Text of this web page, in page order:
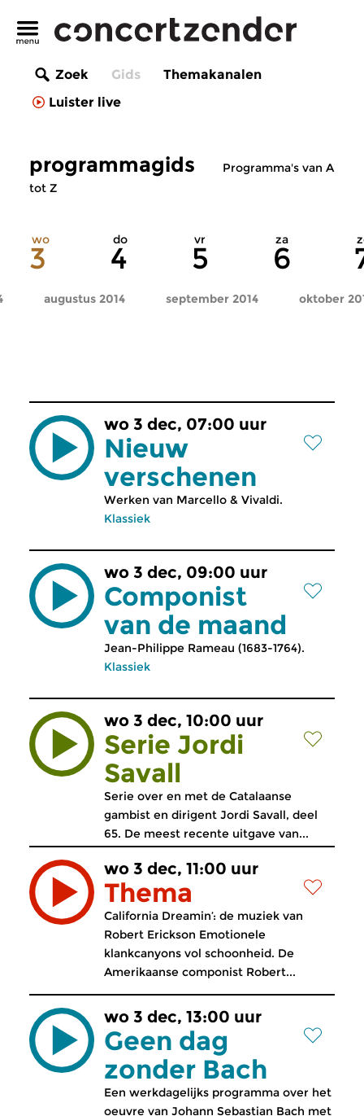
Zoek Gids
Themakanalen
Luister live
programmagids
Programma's van A
tot Z
wo
3
do
4
vr
5
za
6
augustus 2014 september 2014 oktober
wo 3 dec, 07:00 uur
Nieuw
verschenen
Werken van Marcello & Vivaldi.
Klassiek
wo 3 dec, 09:00 uur
Componist
van de maand
Jean-Philippe Rameau (1683-1764).
Klassiek
wo 3 dec, 10:00 uur
Serie Jordi
Savall
Serie over en met de Catalaanse
gambist en dirigent Jordi Savall, deel
65. De meest recente uitgave van...
wo 3 dec, 11:00 uur
Thema
California Dreamin’: de muziek van
Robert Erickson Emotionele
klankcanyons vol schoonheid. De
Amerikaanse componist Robert...
wo 3 dec, 13:00 uur
Geen dag
zonder Bach
Een werkdagelijks programma over het
oeuvre van Johann Sebastian Bach met